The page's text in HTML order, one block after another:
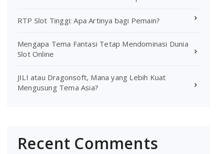
RTP Slot Tinggi: Apa Artinya bagi Pemain?
Mengapa Tema Fantasi Tetap Mendominasi Dunia
Slot Online
JILI atau Dragonsoft, Mana yang Lebih Kuat
Mengusung Tema Asia?
Recent Comments